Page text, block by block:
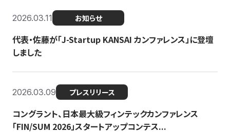
2026.03.11 お知らせ
代表・佐藤が「J-Startup KANSAI カンファレンス」に登壇
しました
2026.03.09 プレスリリース
コングラント、日本最大級フィンテックカンファレンス
「FIN/SUM 2026」スタートアップコンテス...